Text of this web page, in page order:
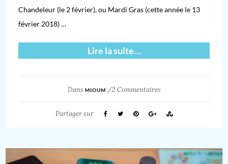
Chandeleur (le 2 février), ou Mardi Gras (cette année le 13
février 2018) …
Lire la suite…
Dans MIOUM /2 Commentaires
Partager sur